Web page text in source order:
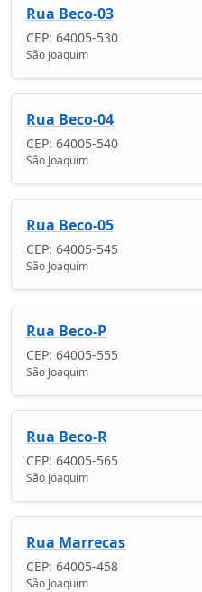
Rua Beco-03
CEP: 64005-530
São Joaquim
Rua Beco-04
CEP: 64005-540
São Joaquim
Rua Beco-05
CEP: 64005-545
São Joaquim
Rua Beco-P
CEP: 64005-555
São Joaquim
Rua Beco-R
CEP: 64005-565
São Joaquim
Rua Marrecas
CEP: 64005-458
São Joaquim